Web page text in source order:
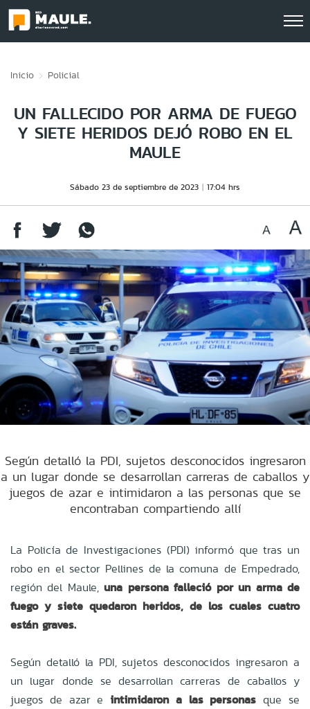
Inicio Policial
UN FALLECIDO POR ARMA DE FUEGO
Y SIETE HERIDOS DEJÓ ROBO EN EL
MAULE
Sábado 23 de septiembre de 2023 17:04 hrs
Según detalló la PDI, sujetos desconocidos ingresaron
a un lugar donde se desarrollan carreras de caballos y
juegos de azar e intimidaron a las personas que se
encontraban compartiendo allí
La Policía de Investigaciones (PDI) informó que tras un
robo en el sector Pellines de la comuna de Empedrado,
región del Maule,una persona falleció por un arma de
fuego y siete quedaron heridos, de los cuales cuatro
están graves.
Según detalló la PDI, sujetos desconocidos ingresaron a
un lugar donde se desarrollan carreras de caballos y
juegos de azar e intimidaron a las personas que se